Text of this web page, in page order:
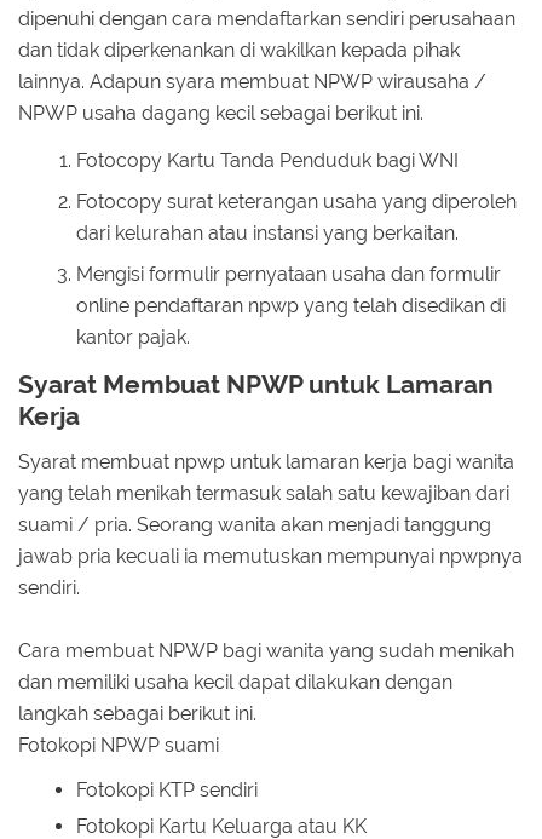
dipenuhi dengan cara mendaftarkan sendiri perusahaan
dan tidak diperkenankan di wakilkan kepada pihak
lainnya. Adapun syara membuat NPWP wirausaha /
NPWP usaha dagang kecil sebagai berikut ini.
Fotocopy Kartu Tanda Penduduk bagi WNI
Fotocopy surat keterangan usaha yang diperoleh
dari kelurahan atau instansi yang berkaitan.
Mengisi formulir pernyataan usaha dan formulir
online pendaftaran npwp yang telah disedikan di
kantor pajak.
Syarat Membuat NPWP untuk Lamaran
Kerja
Syarat membuat npwp untuk lamaran kerja bagi wanita
yang telah menikah termasuk salah satu kewajiban dari
suami / pria. Seorang wanita akan menjadi tanggung
jawab pria kecuali ia memutuskan mempunyai npwpnya
sendiri.
Cara membuat NPWP bagi wanita yang sudah menikah
dan memiliki usaha kecil dapat dilakukan dengan
langkah sebagai berikut ini.
Fotokopi NPWP suami
Fotokopi KTP sendiri
Fotokopi Kartu Keluarga atau KK